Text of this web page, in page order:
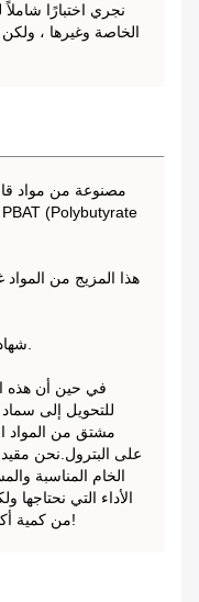
الخاصة وغيرها ،
• شهادة خلوها من المواد المعدلة وراثيًا.
للتحويل إلى سماد
على البترول.نحن
الخام المناسبة
الأداء التي نحتاجها
من كمية أكبر من المواد النباتية - أوقات مثيرة!